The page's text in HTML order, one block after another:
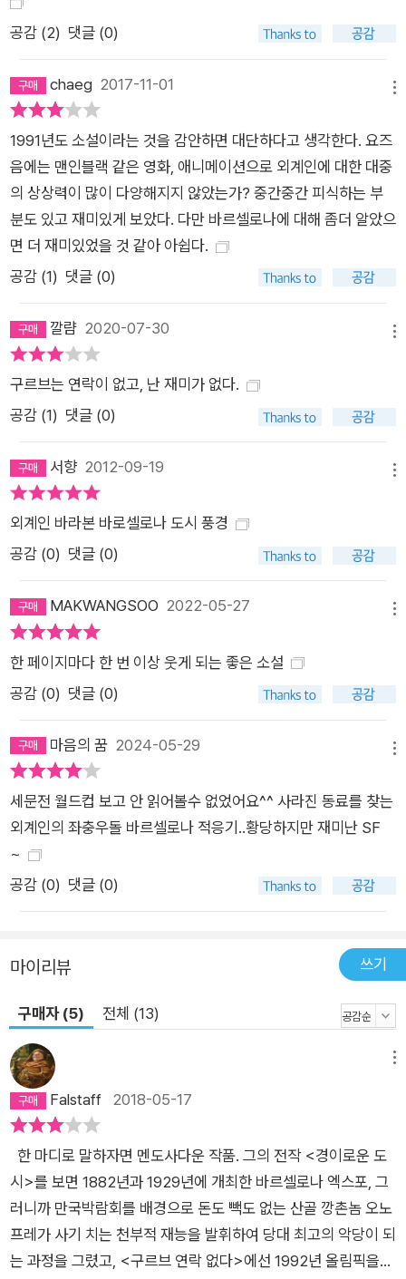
리한 면면을 새롭게 비틀어 보는 해학적인 재미에 중점을 둔다.
이러한 재미는 작품 전반에 적절하게 쓰인 과장과 익살로 더욱 증
년 전에(혹은 더 오래 전에) 지구에는 끔찍한 지각 변동이 있었는
데, 사나운 대양은 해안을 휩쓸며 섬들을 집어삼키고, 거대한 산
맥은 땅속으로 폭삭 가라앉고, 용암을 분출하던 화산은 폭발하면
서 새로운 산을 형성하고, 엄청난 지진은 대륙을 이동시켰다. 이
도시의 시청은 시민들에게 이러한 자연현상들을 각인시키려고
밤이면 밤마다 청소차를 아파트에 보내서 엄청난 굉음을 유발시
키나 보다. 21:30 나는 호텔 근처 가게에서 햄버거를 먹는다. 고
깃덩어리를 대충 분석해 보니, 거세한 소, 당나귀, 아라비아 낙타,
코끼리(아시아산과 아프리카산), 비비, 누, 메가테리움이 들어 있
고, 말파리와 잠자리, 배드민턴 라켓, 너트, 병마개, 자갈, 극소량
의 이물질까지 섞여 있다. 03:41 아니다. 그게 아니다. 느닷없는
소동에 웨이터가 뛰어온다. 모나코의 스테파니 공주와 약혼자가
예약한 만찬석이란다. 예약 날짜는 1978년 4월 9일이지만, 예약
주일에 한 번씩은 식탁보와 냅킨을 세탁하고, 식기 세트를 닦고,
꽃 장식을 바꾸고, 벌레들을 퇴치하고, 빵(백색 밀과 콩으로 만든
빵)을 오븐에서 갓 구워 낸 것으로 교체한단다. 그러고 보니 실내
도 예외적이고, 경이로운 세상에 대한 시각이다 보니, 비극도 없
고, 비판도 없다.” 하지만 달리 보면 『사볼타 사건의 진실』과 같은
전작들의 압도적인 무게와 신랄함 대신 매 순간 번뜩이는 상상력
과 유머로 독자의 혼을 빼놓고 무방비로 일상을 발가벗기는 노련
한 고수의 소설이 바로 『구르브 연락 없다』인 것이다. ■ 가장 에
스파냐 작가다운 작가 멘도사가 바르셀로나에 바치는 오마주 『구
르브 연락 없다』의 화자는 전통적인 피카레스크 소설의 주인공들
처럼 사회의 어두운 면을 풍자하는 역할만 하지는 않는다. 유쾌한
풍자와 해학이 가득한 외계인 화자 ‘나’의 모험 일기를 통해 우리
는 올림픽 준비로 시끌시끌한 대도시 바르셀로나를 속속들이 마
주하게 된다. 온통 공사 중인 대로며 미술관과 박물관, 비둘기들
이 똥을 싸지르는 국립공원, 인테리어 상을 받은 술집에, 미식가
문하고 그가 변신하는 인물이나 대화를 나누는 인물들을 통해 당
다. 나아가 카탈루냐 지방의 노래, 춤, 음식, 방송 프로그램, 격언
과 사투리까지 접하고 나면 이 책이 유머러스한 바르셀로나 여행
에세이처럼 보이기도 한다. 04:20 자? 왜, 구르브? 넌 우리 별로
돌아가고 싶어? 그야 물론이지. 너는 안 그래? 아, 몰라, 난 모르
겠어. 사실 우리 별은 너무 따분하고 고루해. 구르브, 넌 아직도
어떤 미련이 남아 있나 보구나. 그래, 사실 난 여기 남았으면 해.
(중략) 이 도시는 땅을 파고 또 파도, 그때마다 황금이 나오는 금
광 같은 곳이잖아. 이방인의 눈에 비친 지구와 지구인들의 삶은
복잡하고 불편하고 지저분하며 모순 덩어리이다. 그러나 아이러
니하게도 구르브와 ‘나’는 결국 지구에 남는다. “금실 좋은 부
공감 (2) 댓글 (0)
chaeg 2017-11-01
1991년도 소설이라는 것을 감안하면 대단하다고 생각한다. 요즈
음에는 맨인블랙 같은 영화, 애니메이션으로 외계인에 대한 대중
의 상상력이 많이 다양해지지 않았는가? 중간중간 피식하는 부
분도 있고 재미있게 보았다. 다만 바르셀로나에 대해 좀더 알았으
면 더 재미있었을 것 같아 아쉽다.
공감 (1) 댓글 (0)
깔럄 2020-07-30
구르브는 연락이 없고, 난 재미가 없다.
공감 (1) 댓글 (0)
서향 2012-09-19
외계인 바라본 바로셀로나 도시 풍경
공감 (0) 댓글 (0)
MAKWANGSOO 2022-05-27
한 페이지마다 한 번 이상 웃게 되는 좋은 소설
공감 (0) 댓글 (0)
마음의 꿈 2024-05-29
세문전 월드컵 보고 안 읽어볼수 없었어요^^ 사라진 동료를 찾는
외계인의 좌충우돌 바르셀로나 적응기..황당하지만 재미난 SF
~
공감 (0) 댓글 (0)
마이리뷰 쓰기
구매자 (5) 전체 (13)
Falstaff 2018-05-17
한 마디로 말하자면 멘도사다운 작품. 그의 전작 <경이로운 도
시>를 보면 1882년과 1929년에 개최한 바르셀로나 엑스포, 그
러니까 만국박람회를 배경으로 돈도 빽도 없는 산골 깡촌놈 오노
프레가 사기 치는 천부적 재능을 발휘하여 당대 최고의 악당이 되
는 과정을 그렸고, <구르브 연락 없다>에선 1992년 올림픽을